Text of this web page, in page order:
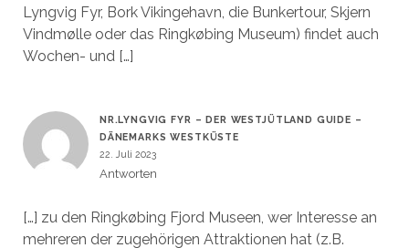
Lyngvig Fyr, Bork Vikingehavn, die Bunkertour, Skjern
Vindmølle oder das Ringkøbing Museum) findet auch
Wochen- und […]
NR.LYNGVIG FYR – DER WESTJÜTLAND GUIDE –
DÄNEMARKS WESTKÜSTE
22. Juli 2023
Antworten
[…] zu den Ringkøbing Fjord Museen, wer Interesse an
mehreren der zugehörigen Attraktionen hat (z.B.